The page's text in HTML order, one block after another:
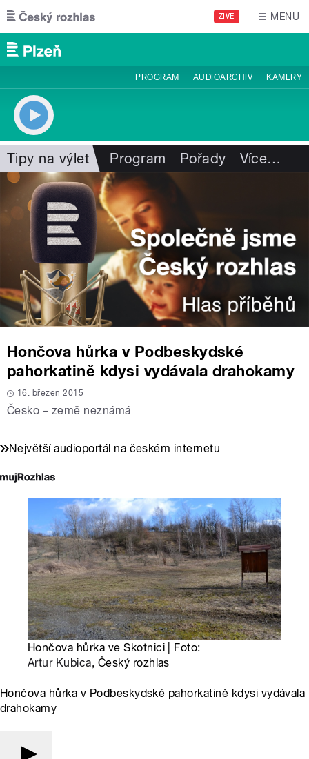
Přejít k hlavnímu obsahu
ŽIVĚ MENU
PROGRAM AUDIOARCHIV KAMERY
Tipy na výlet Program Pořady Více…
Hončova hůrka v Podbeskydské
pahorkatině kdysi vydávala drahokamy
16. březen 2015
Česko – země neznámá
Největší audioportál na českém internetu
Hončova hůrka ve Skotnici | Foto:
Artur Kubica, Český rozhlas
Hončova hůrka v Podbeskydské pahorkatině kdysi vydávala
drahokamy